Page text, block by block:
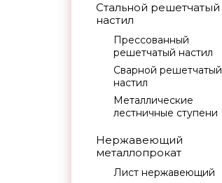
Стальной решетчатый
настил
Прессованный
решетчатый настил
Сварной решетчатый
настил
Металлические
лестничные ступени
Нержавеющий
металлопрокат
Лист нержавеющий